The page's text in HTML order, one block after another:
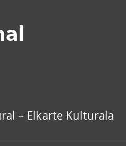
– Elkarte Kulturala